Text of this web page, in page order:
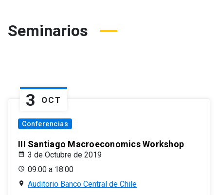
Seminarios
3 OCT
Conferencias
III Santiago Macroeconomics Workshop
3 de Octubre de 2019
09:00 a 18:00
Auditorio Banco Central de Chile